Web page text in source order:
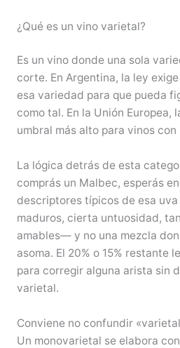
¿Qué es un vino varietal?
Es un vino donde una sola
corte. En Argentina, la ley
esa variedad para que pueda
como tal. En la Unión Europea,
umbral más alto para vinos con
La lógica detrás de esta
comprás un Malbec, esperás
descriptores típicos de esa
maduros, cierta untuosidad,
amables— y no una mezcla
asoma. El 20% o 15% restante
para corregir alguna arista sin
varietal.
Conviene no confundir
Un monovarietal se elabora